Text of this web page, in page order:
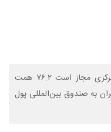
با ابلاغ معاون اول رئیس جمهور، بانک مرکزی مجاز است ۷۶.۲ همت
به صندوق بین‌المللی پول